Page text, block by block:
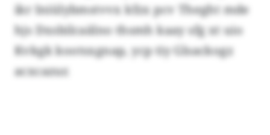
ikr Iniülybmstvvx kfzx pcv Theght mde
hjs Dxsbilcaälno thsmh kaay sfg xt uio
Kvkgk kootsxgnap, ycp tiy Glsackogz
acxcazur.